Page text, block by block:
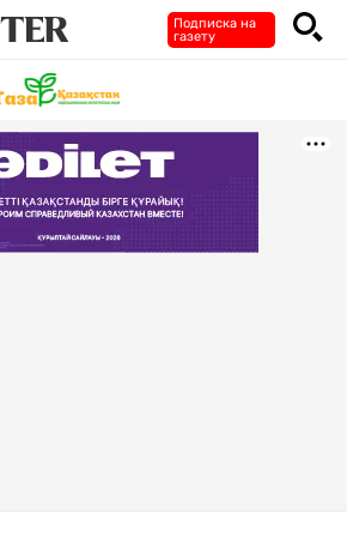
Подписка на
газету